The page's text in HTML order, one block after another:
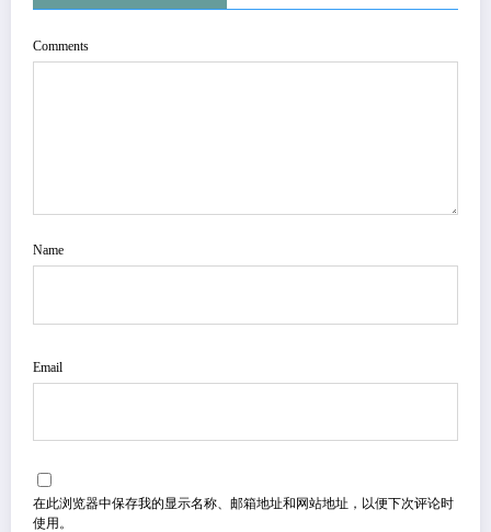
Comments
Name
Email
在此浏览器中保存我的显示名称、邮箱地址和网站地址，以便下次评论时
使用。